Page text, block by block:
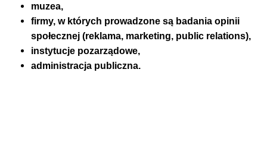
muzea,
firmy, w których prowadzone są badania opinii
społecznej (reklama, marketing, public relations),
instytucje pozarządowe,
administracja publiczna.